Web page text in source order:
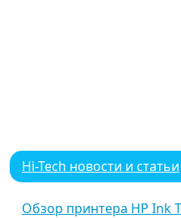
Hi-Tech новости и статьи
Обзор принтера HP Ink